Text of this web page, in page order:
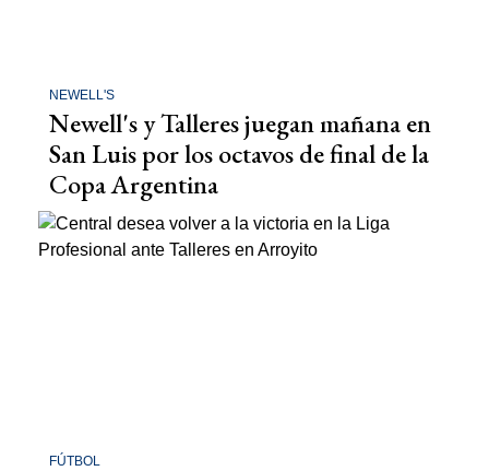
NEWELL'S
Newell's y Talleres juegan mañana en
San Luis por los octavos de final de la
Copa Argentina
FÚTBOL